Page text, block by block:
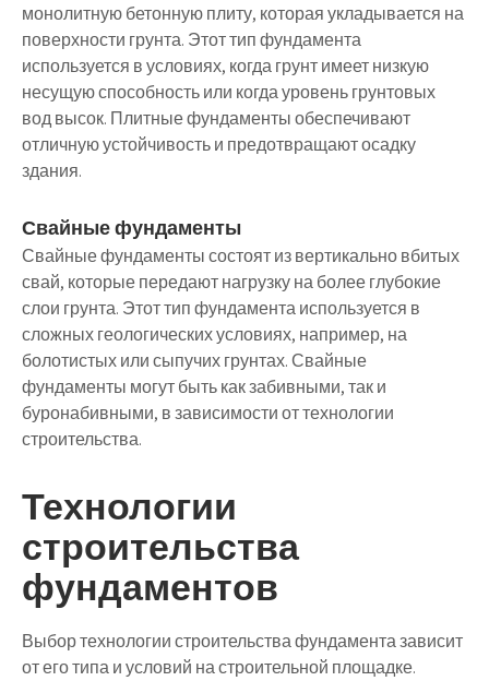
монолитную бетонную плиту, которая укладывается на
поверхности грунта. Этот тип фундамента
используется в условиях, когда грунт имеет низкую
несущую способность или когда уровень грунтовых
вод высок. Плитные фундаменты обеспечивают
отличную устойчивость и предотвращают осадку
здания.
Свайные фундаменты
Свайные фундаменты состоят из вертикально вбитых
свай, которые передают нагрузку на более глубокие
слои грунта. Этот тип фундамента используется в
сложных геологических условиях, например, на
болотистых или сыпучих грунтах. Свайные
фундаменты могут быть как забивными, так и
буронабивными, в зависимости от технологии
строительства.
Технологии
строительства
фундаментов
Выбор технологии строительства фундамента зависит
от его типа и условий на строительной площадке.